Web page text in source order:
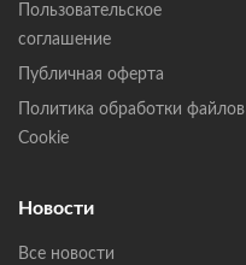
Пользовательское
соглашение
Публичная оферта
Политика обработки файлов
Cookie
Новости
Все новости